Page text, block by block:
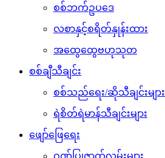
စစ်ဘက်ဥပဒေ
လစာနှင့်စရိတ်နှုန်းထား
အထွေထွေဗဟုသုတ
စစ်ချီသီချင်း
စစ်သည်ရေး/ဆိုသီချင်းများ
ရဲစိတ်ရဲမာန်သီချင်းများ
ဖျော်ဖြေရေး
ဂုဏ်ပြုဇာတ်လမ်းများ